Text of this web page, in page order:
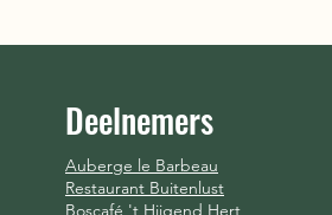
Deelnemers
Auberge le Barbeau
Restaurant Buitenlust
Boscafé 't Hijgend Hert